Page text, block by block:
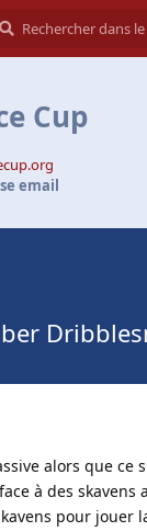
Cup
email
alors que ce
à des skavens
pour jouer